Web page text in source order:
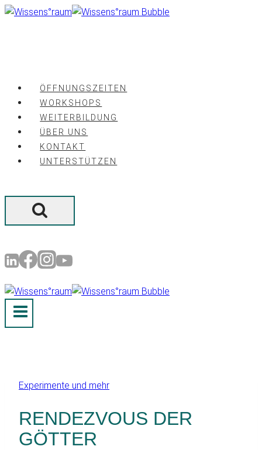
Zum
ÖFFNUNGSZEITEN
WORKSHOPS
WEITERBILDUNG
ÜBER UNS
KONTAKT
UNTERSTÜTZEN
Experimente und mehr
RENDEZVOUS DER
GÖTTER